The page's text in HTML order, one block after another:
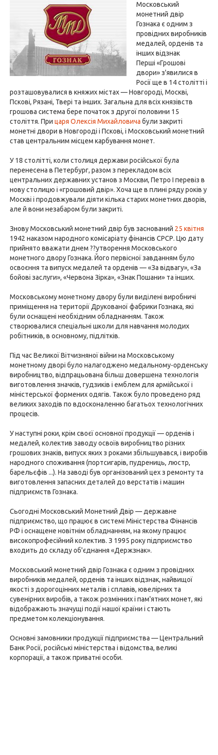
Московський
монетний двір
Гознака є одним з
провідних виробників
медалей, орденів та
інших відзнак
Перші «Грошові
двори» з'явилися в
Росії ще в 14 столітті і
розташовувалися в княжих містах — Новгороді, Москві,
Пскові, Рязані, Твері та інших. Загальна для всіх князівств
грошова система бере початок з другої половини 15
століття. При царя Олексія Михайловича були закриті
монетні двори в Новгороді і Пскові, і Московський монетний
став центральним місцем карбування монет.
У 18 столітті, коли столиця держави російської була
перенесена в Петербург, разом з перекладом всіх
центральних державних установ з Москви, Петро I перевіз в
нову столицю і «грошовий двір». Хоча ще в плині ряду років у
Москві і продовжували діяти кілька старих монетних дворів,
але й вони незабаром були закриті.
Знову Московський монетний двір був заснований 25 квітня
1942 наказом народного комісаріату фінансів СРСР. Цю дату
прийнято вважати днем ??утворення Московського
монетного двору Гознака. Його первісної завданням було
освоєння та випуск медалей та орденів — «За відвагу», «За
бойові заслуги», «Червона Зірка», «Знак Пошани» та інших.
Московському монетному двору були виділені виробничі
приміщення на території Друкованої фабрики Гознака, які
були оснащені необхідним обладнанням. Також
створювалися спеціальні школи для навчання молодих
робітників, в основному, підлітків.
Під час Великої Вітчизняної війни на Московському
монетному дворі було налагоджено медальному-орденську
виробництво, відпрацьована більш довершена технологія
виготовлення значків, гудзиків і емблем для армійської і
міністерської формених одягів. Також було проведено ряд
великих заходів по вдосконаленню багатьох технологічних
процесів.
У наступні роки, крім своєї основної продукції — орденів і
медалей, колектив заводу освоїв виробництво різних
грошових знаків, випуск яких з роками збільшувався, і виробів
народного споживання (портсигарів, пудрениць, люстр,
барельєфів ...). На заводі був організований цех з ремонту та
виготовлення запасних деталей до верстатів і машин
підприємств Гознака.
Сьогодні Московський Монетний Двір — державне
підприємство, що працює в системі Міністерства Фінансів
РФ і оснащене новітнім обладнанням, на якому працює
високопрофесійний колектив. З 1995 року підприємство
входить до складу об'єднання «Держзнак».
Московський монетний двір Гознака є одним з провідних
виробників медалей, орденів та інших відзнак, найвищої
якості з дорогоцінних металів і сплавів, ювелірних та
сувенірних виробів, а також розмінних і пам'ятних монет, які
відображають значущі події нашої країни і стають
предметом колекціонування.
Основні замовники продукції підприємства — Центральний
Банк Росії, російські міністерства і відомства, великі
корпорації, а також приватні особи.